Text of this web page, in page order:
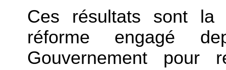
Ces résultats sont la
réforme engagé
Gouvernement